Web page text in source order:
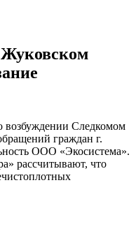
возбуждении Следкомом
граждан г.
ООО «Экосистема».
рассчитывают, что